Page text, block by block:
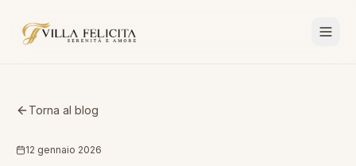
Torna al blog
12 gennaio 2026